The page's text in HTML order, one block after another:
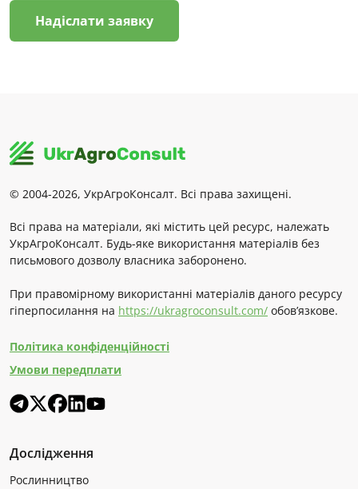
Надіслати заявку
© 2004-2026, УкрАгроКонсалт. Всі права захищені.
Всі права на матеріали, які містить цей ресурс, належать
УкрАгроКонсалт. Будь-яке використання матеріалів без
письмового дозволу власника заборонено.
При правомірному використанні матеріалів даного ресурсу
гіперпосилання на https://ukragroconsult.com/ обов’язкове.
Політика конфіденційності
Умови передплати
Дослідження
Рослинництво